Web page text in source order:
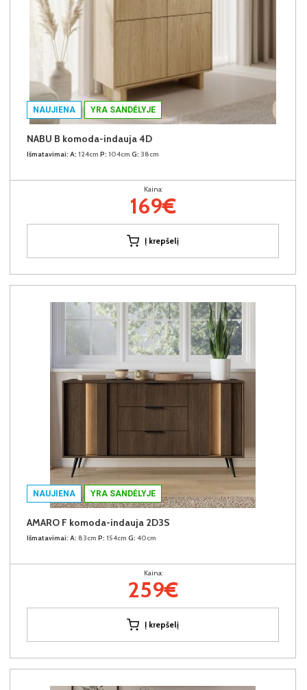
NAUJIENA YRA SANDĖLYJE
NABU B komoda-indauja 4D
Išmatavimai: A: 124cm P: 104cm G: 38cm
Kaina:
169€
Į krepšelį
NAUJIENA YRA SANDĖLYJE
AMARO F komoda-indauja 2D3S
Išmatavimai: A: 83cm P: 154cm G: 40cm
Kaina:
259€
Į krepšelį